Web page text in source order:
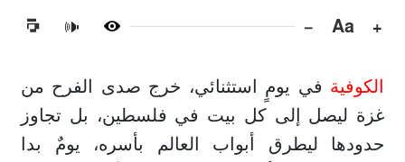
+
Aa
−
🔊
الكوفية في يومٍ استثنائي، خرج صدى الفرح من
غزة ليصل إلى كل بيت في فلسطين، بل تجاوز
حدودها ليطرق أبواب العالم بأسره، يومٌ بدا